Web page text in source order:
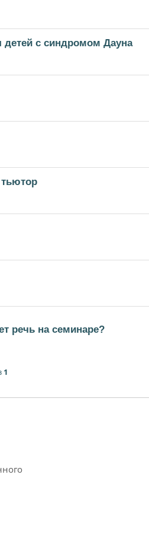
с синдромом Дауна
речь на семинаре?
1